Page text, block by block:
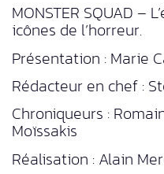
MONSTER SQUAD –
icônes de l’horreur.
Présentation : Marie
Rédacteur en chef :
Chroniqueurs :
Moïssakis
Réalisation : Alain